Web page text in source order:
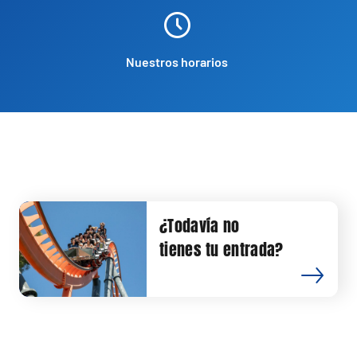
Nuestros horarios
¿Todavía no
tienes tu entrada?